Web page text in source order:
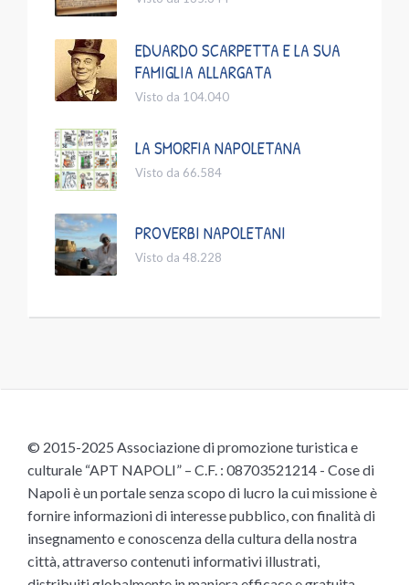
EDUARDO SCARPETTA E LA SUA
FAMIGLIA ALLARGATA
Visto da 104.040
LA SMORFIA NAPOLETANA
Visto da 66.584
PROVERBI NAPOLETANI
Visto da 48.228
© 2015-2025 Associazione di promozione turistica e
culturale “APT NAPOLI” – C.F. : 08703521214 - Cose di
Napoli è un portale senza scopo di lucro la cui missione è
fornire informazioni di interesse pubblico, con finalità di
insegnamento e conoscenza della cultura della nostra
città, attraverso contenuti informativi illustrati,